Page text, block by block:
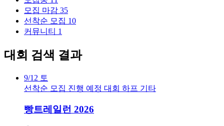
모집 마감 35
선착순 모집 10
커뮤니티 1
대회 검색 결과
9/12 토
선착순 모집 진행 예정 대회 하프 기타
빵트레일런 2026